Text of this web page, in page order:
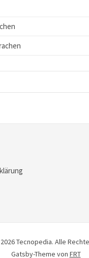
Tecnopedia. Alle
Gatsby-Theme von FRT